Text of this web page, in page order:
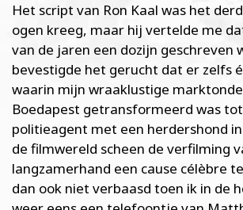
Het script van Ron Kaal was het
ogen kreeg, maar hij vertelde me
van de jaren een dozijn geschreven
bevestigde het gerucht dat er zelfs
waarin mijn wraaklustige
Boedapest getransformeerd was
politieagent met een herdershond
de filmwereld scheen de verfilming
langzamerhand een cause célèbre
dan ook niet verbaasd toen ik in de